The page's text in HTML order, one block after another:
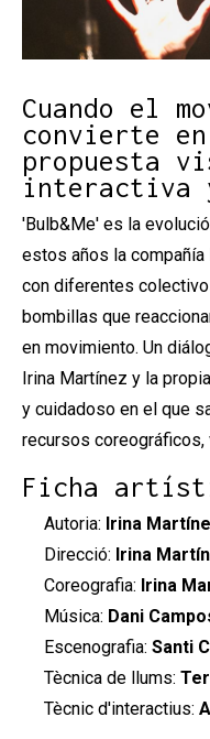
Cuando el
convierte
propuesta
interactiva
'Bulb&Me' es la
estos años la compañía
con diferentes
bombillas que
en movimiento. Un
Irina Martínez y la
y cuidadoso en el que
recursos
Ficha
Autoria: Irina
Direcció: Irina
Coreografia: Irina
Música: Dani
Escenografia: Santi
Tècnica de llums:
Tècnic d'interactius: